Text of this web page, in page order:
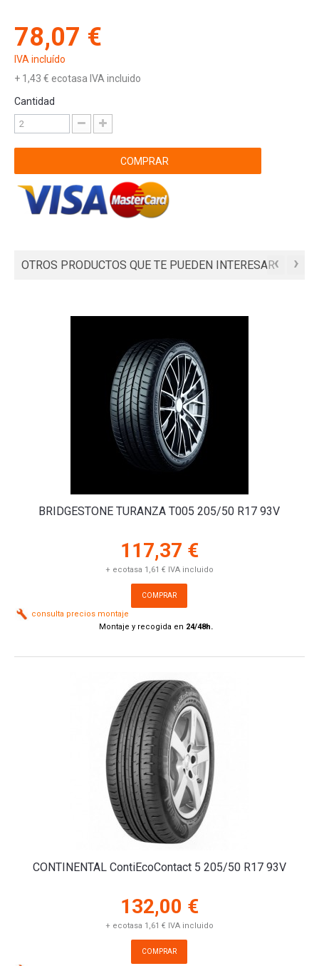
78,07 €
IVA incluído
+ 1,43 € ecotasa IVA incluido
Cantidad
COMPRAR
OTROS PRODUCTOS QUE TE PUEDEN INTERESAR‹ ›
BRIDGESTONE TURANZA T005 205/50 R17 93V
117,37 €
+ ecotasa 1,61 € IVA incluido
COMPRAR
consulta precios montaje
Montaje y recogida en 24/48h.
CONTINENTAL ContiEcoContact 5 205/50 R17 93V
132,00 €
+ ecotasa 1,61 € IVA incluido
COMPRAR